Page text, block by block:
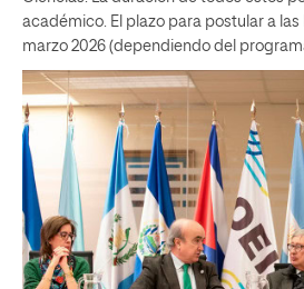
académico. El plazo para postular a
marzo 2026 (dependiendo del